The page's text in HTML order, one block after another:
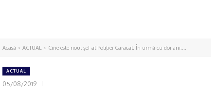
Acasă ACTUAL Cine este noul şef al Poliţiei Caracal. În urmă cu doi ani,...
ACTUAL
05/08/2019